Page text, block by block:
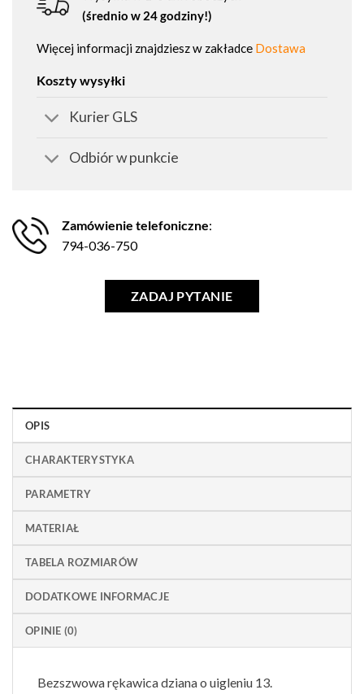
(średnio w 24 godziny!)
Więcej informacji znajdziesz w zakładce Dostawa
Koszty wysyłki
Kurier GLS
Odbiór w punkcie
Zamówienie telefoniczne:
794-036-750
ZADAJ PYTANIE
OPIS
CHARAKTERYSTYKA
PARAMETRY
MATERIAŁ
TABELA ROZMIARÓW
DODATKOWE INFORMACJE
OPINIE (0)
Bezszwowa rękawica dziana o uigleniu 13.